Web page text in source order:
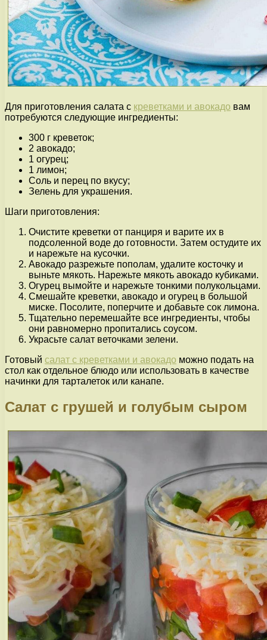
Для приготовления салата с креветками и авокадо вам
потребуются следующие ингредиенты:
300 г креветок;
2 авокадо;
1 огурец;
1 лимон;
Соль и перец по вкусу;
Зелень для украшения.
Шаги приготовления:
Очистите креветки от панциря и варите их в
подсоленной воде до готовности. Затем остудите их
и нарежьте на кусочки.
Авокадо разрежьте пополам, удалите косточку и
выньте мякоть. Нарежьте мякоть авокадо кубиками.
Огурец вымойте и нарежьте тонкими полукольцами.
Смешайте креветки, авокадо и огурец в большой
миске. Посолите, поперчите и добавьте сок лимона.
Тщательно перемешайте все ингредиенты, чтобы
они равномерно пропитались соусом.
Украсьте салат веточками зелени.
Готовый салат с креветками и авокадо можно подать на
стол как отдельное блюдо или использовать в качестве
начинки для тарталеток или канапе.
Салат с грушей и голубым сыром